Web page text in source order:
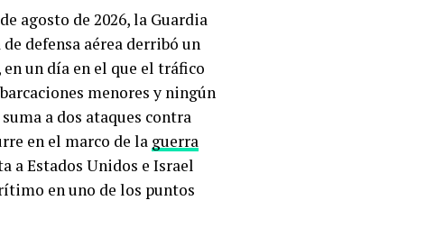
agosto de 2026, la Guardia
defensa aérea derribó un
en un día en el que el tráfico
menores y ningún
a dos ataques contra
en el marco de la guerra
a Estados Unidos e Israel
en uno de los puntos